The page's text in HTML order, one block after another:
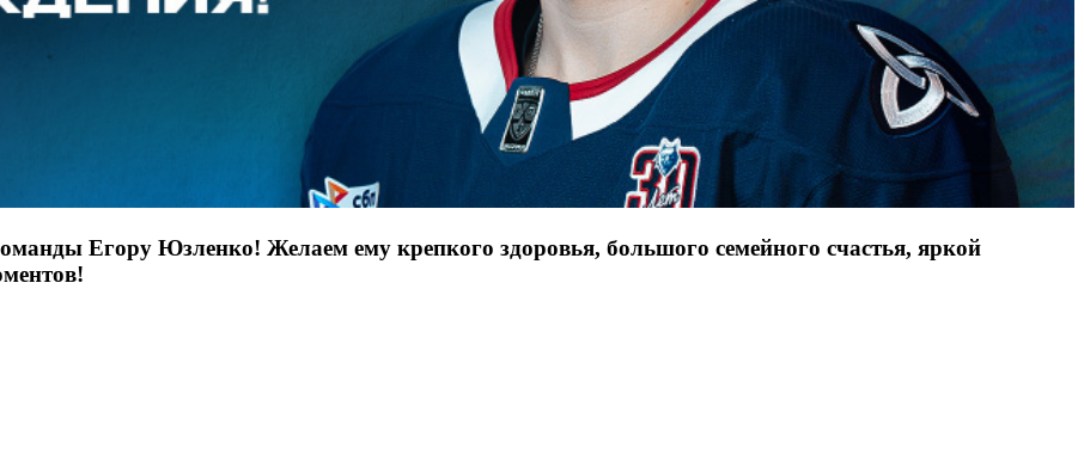
Егору Юзленко! Желаем ему крепкого здоровья, большого семейного счастья, яркой